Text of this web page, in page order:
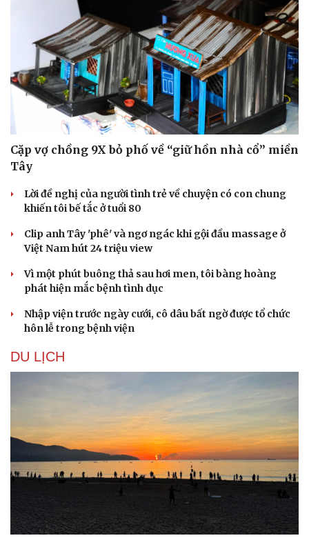
Sức khỏe
Dinh dưỡng - món ngon
Cây thuốc
Nam khoa
Đời sống
Nhà đẹp
Blog
Tình yêu - Gia đình
Cặp vợ chồng 9X bỏ phố về “giữ hồn nhà cổ” miền
Tây
Lời đề nghị của người tình trẻ về chuyện có con chung
khiến tôi bế tắc ở tuổi 80
Clip anh Tây 'phê' và ngơ ngác khi gội đầu massage ở
Việt Nam hút 24 triệu view
Vì một phút buông thả sau hơi men, tôi bàng hoàng
phát hiện mắc bệnh tình dục
Nhập viện trước ngày cưới, cô dâu bất ngờ được tổ chức
hôn lễ trong bệnh viện
DU LỊCH